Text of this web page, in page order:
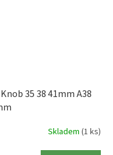
35 38 41mm A38
Skladem (1 ks)